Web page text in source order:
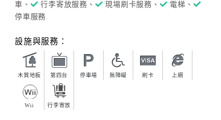
線
服
車、
行李寄放服務、 現場刷卡服務、
電梯、
停車服務
設施與服務：
木質地板 第四台 停車場 無障礙 刷卡 上網
Wii 行李寄放